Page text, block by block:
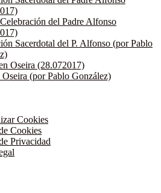
del Padre Alfonso
Sacerdotal del P. Alfonso (por Pablo
Oseira (28.072017)
(por Pablo González)
Cookies
Cookies
Privacidad